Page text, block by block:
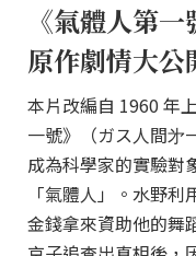
《氣體人第
原作劇情大公
本片改編自 1960 年
一號》（ガス人間㐧
成為科學家的實驗對
「氣體人」。水野
金錢拿來資助他的舞